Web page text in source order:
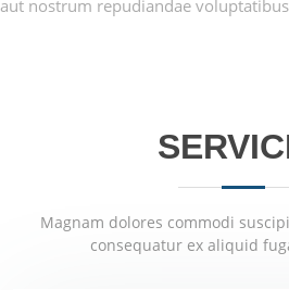
aut nostrum repudiandae
Magnam dolores commodi
consequatur ex aliquid